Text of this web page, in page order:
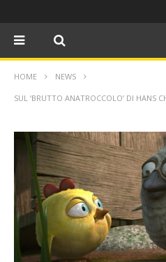
HOME NEWS
SUL ‘BRUTTO ANATROCCOLO’ DI HANS